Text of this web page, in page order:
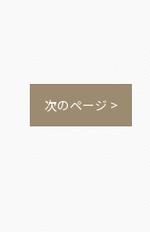
次のページ >